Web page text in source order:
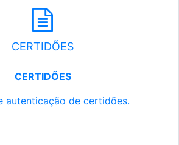
CERTIDÕES
CERTIDÕES
autenticação de certidões.